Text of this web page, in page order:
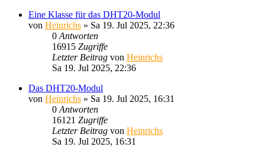
Eine Klasse für das DHT20-Modul
von Heinrichs » Sa 19. Jul 2025, 22:36
0 Antworten
16915 Zugriffe
Letzter Beitrag von Heinrichs
Sa 19. Jul 2025, 22:36
Das DHT20-Modul
von Heinrichs » Sa 19. Jul 2025, 16:31
0 Antworten
16121 Zugriffe
Letzter Beitrag von Heinrichs
Sa 19. Jul 2025, 16:31